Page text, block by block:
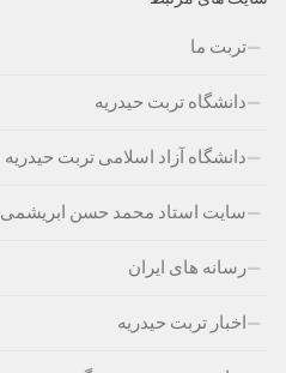
تربت ما
دانشگاه تربت حیدریه
دانشگاه آزاد اسلامی تربت حیدریه
سایت استاد محمد حسن ابریشمی
رسانه های ایران
اخبار تربت حیدریه